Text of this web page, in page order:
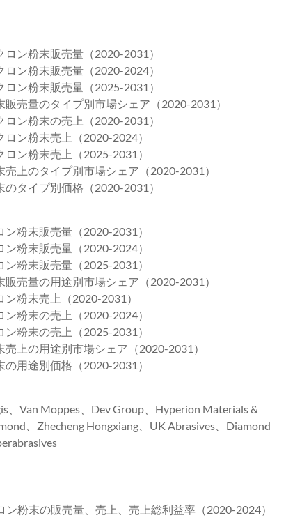
ン粉末販売量（2020-2031）
ン粉末販売量（2020-2024）
ン粉末販売量（2025-2031）
売量のタイプ別市場シェア（2020-2031）
ン粉末の売上（2020-2031）
ン粉末売上（2020-2024）
ン粉末売上（2025-2031）
上のタイプ別市場シェア（2020-2031）
タイプ別価格（2020-2031）
粉末販売量（2020-2031）
粉末販売量（2020-2024）
粉末販売量（2025-2031）
売量の用途別市場シェア（2020-2031）
粉末売上（2020-2031）
粉末の売上（2020-2024）
粉末の売上（2025-2031）
上の用途別市場シェア（2020-2031）
用途別価格（2020-2031）
Van Moppes、Dev Group、Hyperion Materials &
、Zhecheng Hongxiang、UK Abrasives、Diamond
粉末の販売量、売上、売上総利益率（2020-2024）